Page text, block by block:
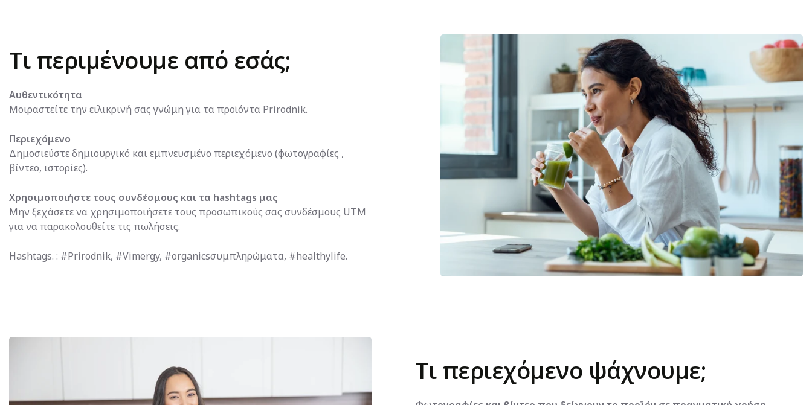
Τι περιμένουμε από εσάς;
Αυθεντικότητα
Μοιραστείτε την ειλικρινή σας γνώμη για τα προϊόντα Prirodnik.
Περιεχόμενο
Δημοσιεύστε δημιουργικό και εμπνευσμένο περιεχόμενο (φωτογραφίες ,
βίντεο, ιστορίες).
Χρησιμοποιήστε τους συνδέσμους και τα hashtags μας
Μην ξεχάσετε να χρησιμοποιήσετε τους προσωπικούς σας συνδέσμους UTM
για να παρακολουθείτε τις πωλήσεις.
Hashtags. : #Prirodnik, #Vimergy, #organicsσυμπληρώματα, #healthylife.
Τι περιεχόμενο ψάχνουμε;